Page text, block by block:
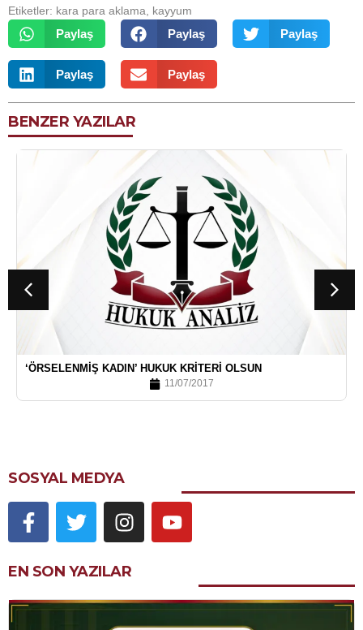
Etiketler: kara para aklama, kayyum
Paylaş Paylaş Paylaş
Paylaş Paylaş
BENZER YAZILAR
‘ÖRSELENMIŞ KADIN’ HUKUK KRITERI OLSUN
11/07/2017
SOSYAL MEDYA
EN SON YAZILAR